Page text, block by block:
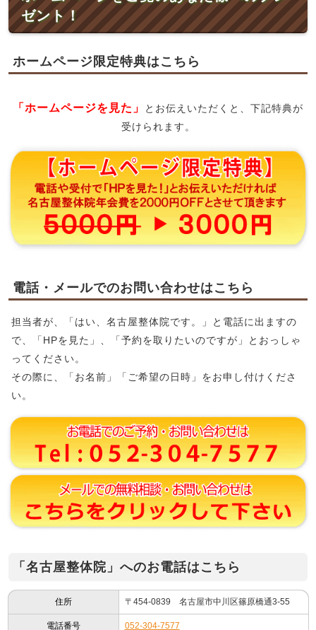
ゼント！
ホームページ限定特典はこちら
「ホームページを見た」
とお伝えいただくと、下記特典が
受けられます。
電話・メールでのお問い合わせはこちら
担当者が、「はい、名古屋整体院です。」と電話に出ますの
で、「HPを見た」、「予約を取りたいのですが」とおっしゃ
ってください。
その際に、「お名前」「ご希望の日時」をお申し付けくださ
い。
「名古屋整体院」へのお電話はこちら
住所 〒454-0839 名古屋市中川区篠原橋通3-55
電話番号 052-304-7577